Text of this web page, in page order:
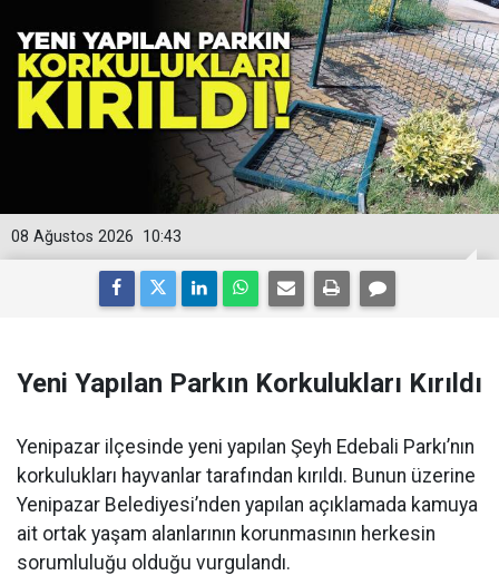
10:43
08 Ağustos 2026
Yeni Yapılan Parkın Korkulukları Kırıldı
Yenipazar ilçesinde yeni yapılan Şeyh Edebali Parkı’nın
korkulukları hayvanlar tarafından kırıldı. Bunun üzerine
Yenipazar Belediyesi’nden yapılan açıklamada kamuya
ait ortak yaşam alanlarının korunmasının herkesin
sorumluluğu olduğu vurgulandı.